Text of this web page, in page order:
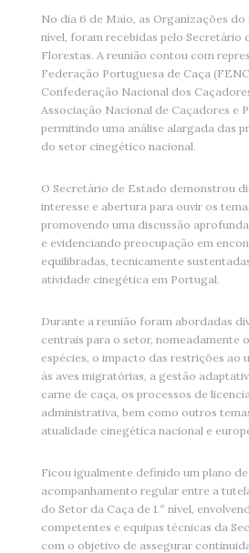
No dia 6 de Maio, as Organizações do
nível, foram recebidas pelo Secretário
Florestas. A reunião contou com
Federação Portuguesa de Caça
Confederação Nacional dos
Associação Nacional de Caçadores e
permitindo uma análise alargada das
do setor cinegético nacional.
O Secretário de Estado demonstrou
interesse e abertura para ouvir os
promovendo uma discussão
e evidenciando preocupação em
equilibradas, tecnicamente
atividade cinegética em Portugal.
Durante a reunião foram abordadas
centrais para o setor, nomeadamente
espécies, o impacto das restrições ao
às aves migratórias, a gestão
carne de caça, os processos de
administrativa, bem como outros
atualidade cinegética nacional e
Ficou igualmente definido um plano
acompanhamento regular entre a
do Setor da Caça de 1.º nível,
competentes e equipas técnicas da
com o objetivo de assegurar